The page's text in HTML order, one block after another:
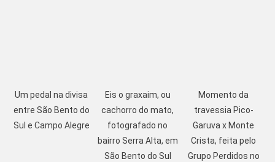
Um pedal na divisa
entre São Bento do
Sul e Campo Alegre
Eis o graxaim, ou
cachorro do mato,
fotografado no
bairro Serra Alta, em
São Bento do Sul
Momento da
travessia Pico-
Garuva x Monte
Crista, feita pelo
Grupo Perdidos no